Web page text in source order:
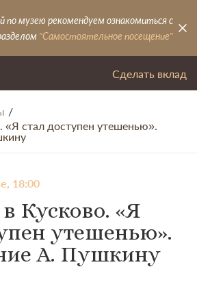
по музею рекомендуем ознакомиться с
"Самостоятельное посещение"
Сделать вклад
«Я стал доступен утешенью».
18:00
Кусково. «Я
утешенью».
А. Пушкину